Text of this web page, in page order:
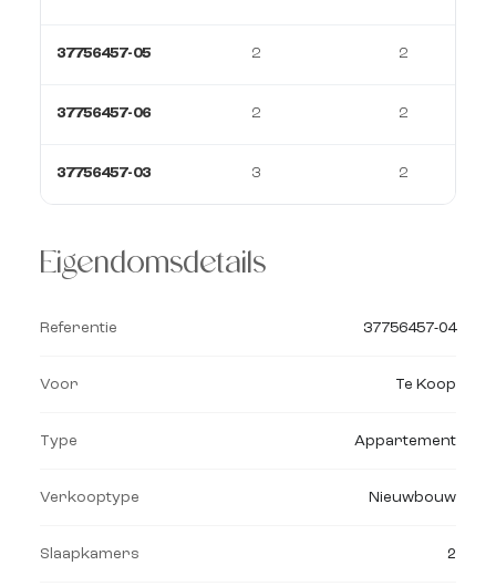
37756457-05 2 2
37756457-06 2 2
37756457-03 3 2
Eigendomsdetails
Referentie 37756457-04
Voor Te Koop
Type Appartement
Verkooptype Nieuwbouw
Slaapkamers 2